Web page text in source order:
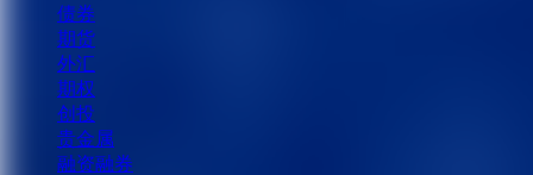
债券
期货
外汇
期权
创投
贵金属
融资融券